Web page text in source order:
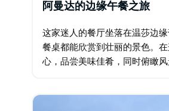
阿曼达的边缘午餐之旅
这家迷人的餐厅坐落在温莎边
餐桌都能欣赏到壮丽的景色。
心，品尝美味佳肴，同时俯瞰